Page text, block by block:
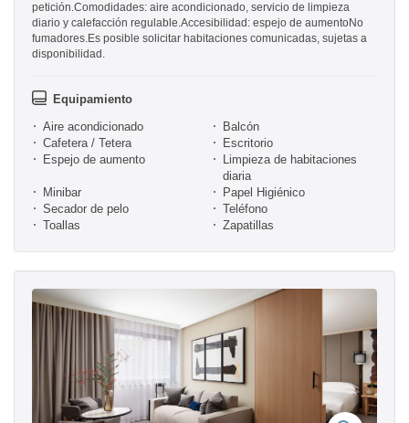
petición.Comodidades: aire acondicionado, servicio de limpieza
diario y calefacción regulable.Accesibilidad: espejo de aumentoNo
fumadores.Es posible solicitar habitaciones comunicadas, sujetas a
disponibilidad.
Equipamiento
Aire acondicionado
Balcón
Cafetera / Tetera
Escritorio
Espejo de aumento
Limpieza de habitaciones
diaria
Minibar
Papel Higiénico
Secador de pelo
Teléfono
Toallas
Zapatillas